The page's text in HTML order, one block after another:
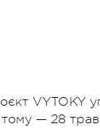
VYTOKY
тому — 28